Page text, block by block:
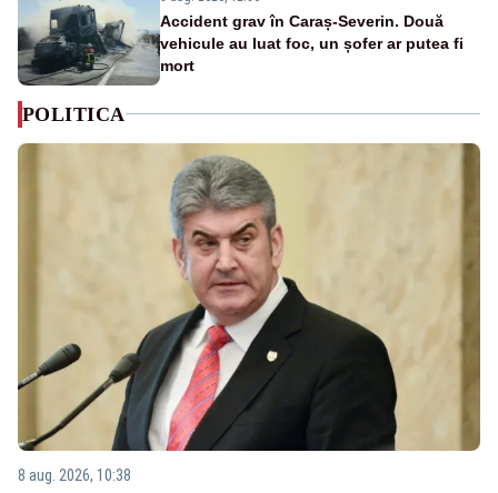
Accident grav în Caraș-Severin. Două
vehicule au luat foc, un șofer ar putea fi
mort
POLITICA
8 aug. 2026, 10:38